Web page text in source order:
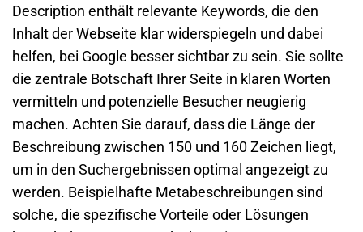
Description enthält relevante Keywords, die den
Inhalt derWebseite klar widerspiegeln und dabei
helfen, bei Google besser sichtbar zu sein. Sie sollte
die zentrale Botschaft Ihrer Seite in klaren Worten
vermitteln und potenzielle Besucher neugierig
machen. Achten Sie darauf, dass die Länge der
Beschreibung zwischen 150 und 160 Zeichen liegt,
um in den Suchergebnissen optimal angezeigt zu
werden. Beispielhafte Metabeschreibungen sind
solche, die spezifische Vorteile oder Lösungen